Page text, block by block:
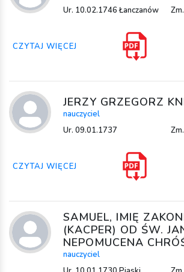
Ur. 10.02.1746 Łanczanów
CZYTAJ WIĘCEJ
JERZY GRZEGORZ
nauczyciel
Ur. 09.01.1737
CZYTAJ WIĘCEJ
SAMUEL, IMIĘ
(KACPER) OD ŚW.
NEPOMUCENA
nauczyciel